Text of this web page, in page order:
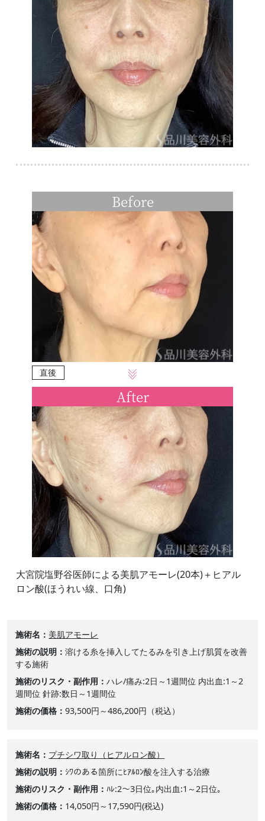
Before
直後
After
大宮院塩野谷医師による美肌アモーレ(20本)＋ヒアル
ロン酸(ほうれい線、口角)
施術名
美肌アモーレ
施術の説明
溶ける糸を挿入してたるみを引き上げ肌質を改善
する施術
施術のリスク・副作用
ハレ/痛み:2日～1週間位 内出血:1～2
週間位 針跡:数日～1週間位
施術の価格
93,500円～486,200円（税込）
施術名
プチシワ取り（ヒアルロン酸）
施術の説明
ｼﾜのある箇所にﾋｱﾙﾛﾝ酸を注入する治療
施術のリスク・副作用
ﾊﾚ:2～3日位｡内出血:1～2日位｡
施術の価格
14,050円～17,590円(税込)